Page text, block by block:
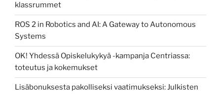
klassrummet
ROS 2 in Robotics and AI: A Gateway to Autonomous
Systems
OK! Yhdessä Opiskelukykyä -kampanja Centriassa:
toteutus ja kokemukset
Lisäbonuksesta pakolliseksi vaatimukseksi: Julkisten